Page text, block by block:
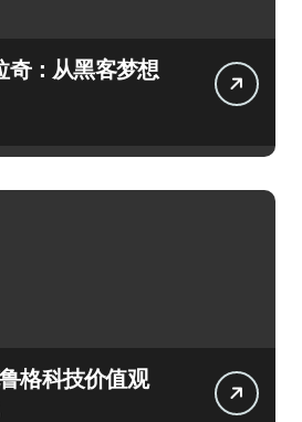
奇：从黑客梦想
格科技价值观